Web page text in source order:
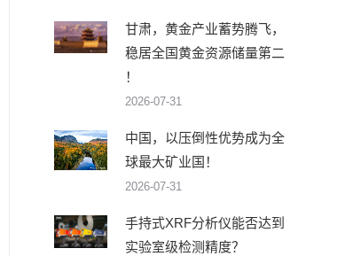
甘肃，黄金产业蓄势腾飞，
稳居全国黄金资源储量第二
！
2026-07-31
中国，以压倒性优势成为全
球最大矿业国！
2026-07-31
手持式XRF分析仪能否达到
实验室级检测精度？